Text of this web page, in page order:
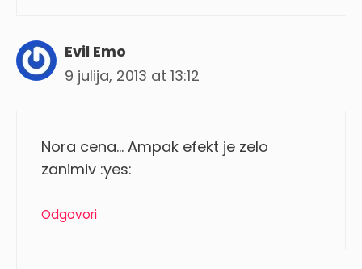
Evil Emo
9 julija, 2013 at 13:12
Nora cena… Ampak efekt je zelo
zanimiv :yes:
Odgovori